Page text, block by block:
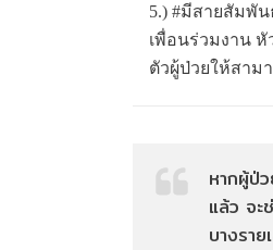
5.) #มีสายสัมพั
เพื่อนร่วมงาน
ตัวผู้ป่วยให้สาม
หากผู้ป่
แล้ว จะ
บางรา